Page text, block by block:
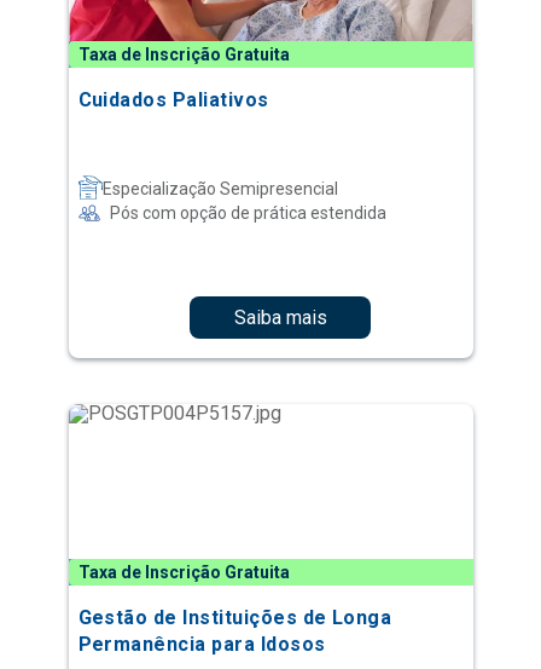
Taxa de Inscrição Gratuita
Cuidados Paliativos
Especialização Semipresencial
Pós com opção de prática estendida
Saiba mais
Taxa de Inscrição Gratuita
Gestão de Instituições de Longa
Permanência para Idosos